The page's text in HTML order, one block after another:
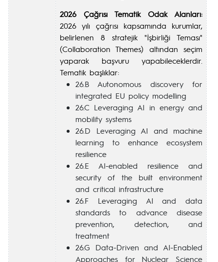
2026 Çağrısı Tematik Odak Alanları:
2026 yılı çağrısı kapsamında kurumlar,
belirlenen 8 stratejik "İşbirliği Teması"
(Collaboration Themes) altından seçim
yaparak başvuru yapabileceklerdir.
Tematik başlıklar:
26.B Autonomous discovery for
integrated EU policy modelling
26.C Leveraging AI in energy and
mobility systems
26.D Leveraging AI and machine
learning to enhance ecosystem
resilience
26.E AI-enabled resilience and
security of the built environment
and critical infrastructure
26.F Leveraging AI and data
standards to advance disease
prevention, detection, and
treatment
26.G Data-Driven and AI-Enabled
Approaches for Nuclear Science